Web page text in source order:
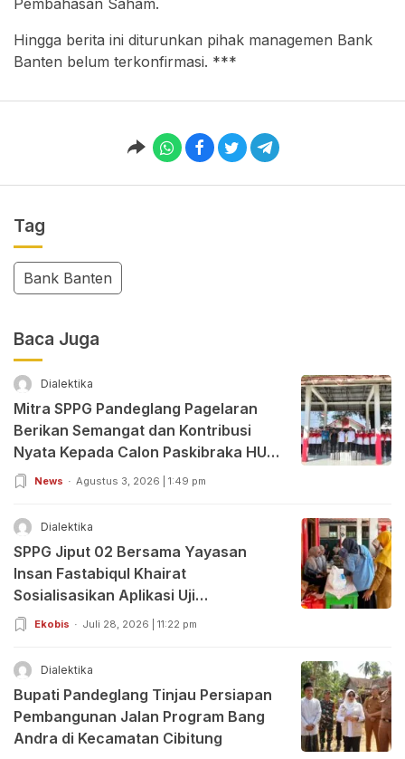
Pembahasan Saham.
Hingga berita ini diturunkan pihak managemen Bank
Banten belum terkonfirmasi. ***
Tag
Bank Banten
Baca Juga
Dialektika
Mitra SPPG Pandeglang Pagelaran
Berikan Semangat dan Kontribusi
Nyata Kepada Calon Paskibraka HUT
RI ke-81
News Agustus 3, 2026 | 1:49 pm
Dialektika
SPPG Jiput 02 Bersama Yayasan
Insan Fastabiqul Khairat
Sosialisasikan Aplikasi Uji
Organoleptik
Ekobis Juli 28, 2026 | 11:22 pm
Dialektika
Bupati Pandeglang Tinjau Persiapan
Pembangunan Jalan Program Bang
Andra di Kecamatan Cibitung